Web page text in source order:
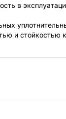
в
и стойкостью